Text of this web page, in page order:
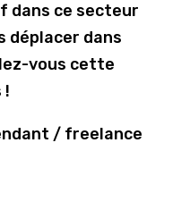
dans ce secteur
déplacer dans
vous cette
!
/ freelance